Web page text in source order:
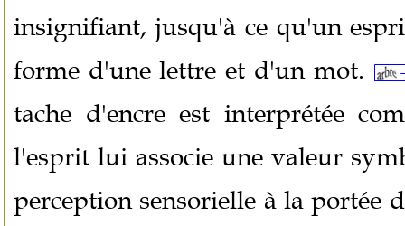
insignifiant, jusqu'à ce qu'un
forme d'une lettre et d'un mot.
tache d'encre est interprétée
l'esprit lui associe une valeur
perception sensorielle à la portée